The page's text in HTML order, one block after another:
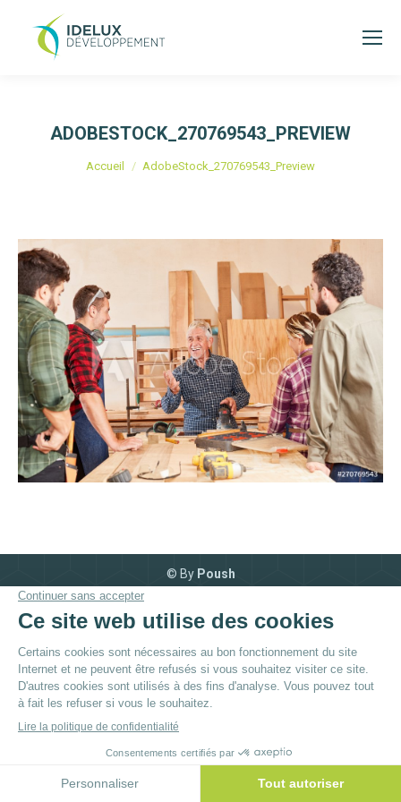
ADOBESTOCK_270769543_PREVIEW
Vous êtes ici :
Accueil AdobeStock_270769543_Preview
© By Poush